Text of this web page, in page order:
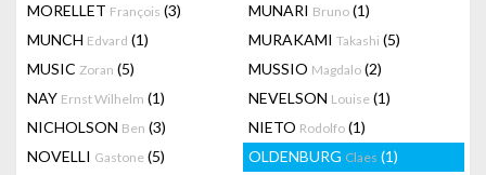
MORELLET François (3) MUNARI Bruno (1)
MUNCH Edvard (1) MURAKAMI Takashi (5)
MUSIC Zoran (5) MUSSIO Magdalo (2)
NAY Ernst Wilhelm (1) NEVELSON Louise (1)
NICHOLSON Ben (3) NIETO Rodolfo (1)
NOVELLI Gastone (5) OLDENBURG Claes (1)